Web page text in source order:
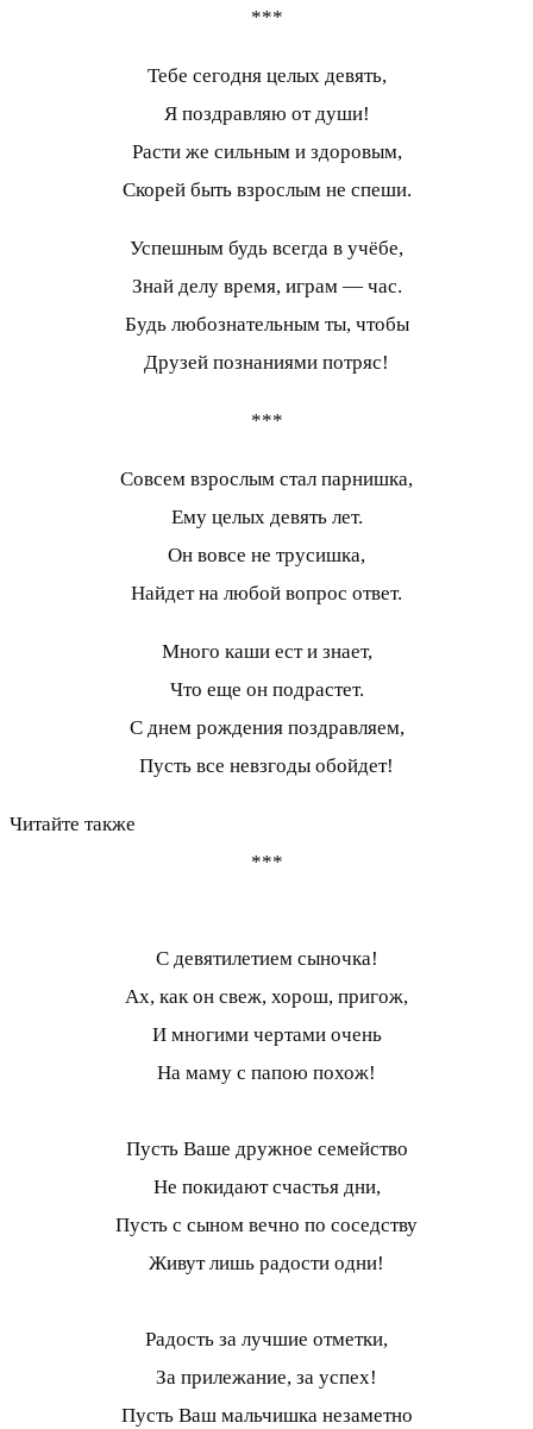
***
Тебе сегодня целых девять,
Я поздравляю от души!
Расти же сильным и здоровым,
Скорей быть взрослым не спеши.
Успешным будь всегда в учёбе,
Знай делу время, играм — час.
Будь любознательным ты, чтобы
Друзей познаниями потряс!
***
Совсем взрослым стал парнишка,
Ему целых девять лет.
Он вовсе не трусишка,
Найдет на любой вопрос ответ.
Много каши ест и знает,
Что еще он подрастет.
С днем рождения поздравляем,
Пусть все невзгоды обойдет!
Читайте также
***
С девятилетием сыночка!
Ах, как он свеж, хорош, пригож,
И многими чертами очень
На маму с папою похож!
Пусть Ваше дружное семейство
Не покидают счастья дни,
Пусть с сыном вечно по соседству
Живут лишь радости одни!
Радость за лучшие отметки,
За прилежание, за успех!
Пусть Ваш мальчишка незаметно